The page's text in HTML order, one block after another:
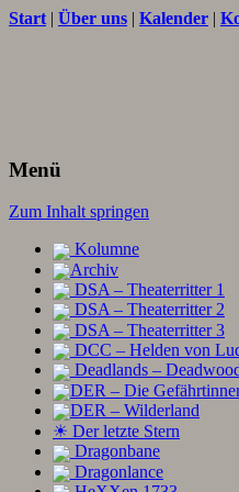
Start | Über uns | Kalender |
Menü
Zum Inhalt springen
Kolumne
Archiv
DSA – Theaterritter 1
DSA – Theaterritter 2
DSA – Theaterritter 3
DCC – Helden von
Deadlands –
DER – Die
DER – Wilderland
☀ Der letzte Stern
Dragonbane
Dragonlance